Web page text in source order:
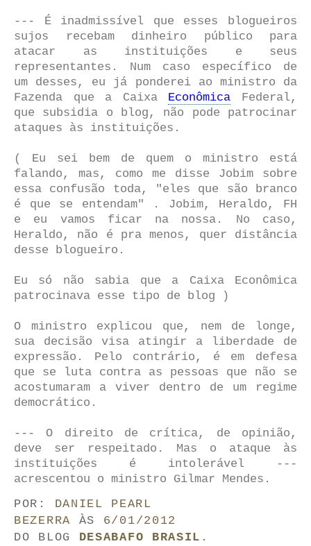
--- É inadmissível que esses blogueiros
sujos recebam dinheiro público para
atacar as instituições e seus
representantes. Num caso específico de
um desses, eu já ponderei ao ministro da
Fazenda que a Caixa
Econômica
Federal,
que subsidia o blog, não pode patrocinar
ataques às instituições.
( Eu sei bem de quem o ministro está
falando, mas, como me disse Jobim sobre
essa confusão toda, "eles que são branco
é que se entendam" . Jobim, Heraldo, FH
e eu vamos ficar na nossa. No caso,
Heraldo, não é pra menos, quer distância
desse blogueiro.
Eu só não sabia que a Caixa Econômica
patrocinava esse tipo de blog )
O ministro explicou que, nem de longe,
sua decisão visa atingir a liberdade de
expressão. Pelo contrário, é em defesa
que se luta contra as pessoas que não se
acostumaram a viver dentro de um regime
democrático.
--- O direito de crítica, de opinião,
deve ser respeitado. Mas o ataque às
instituições é intolerável ---
acrescentou o ministro Gilmar Mendes.
POR: DANIEL PEARL
BEZERRA ÀS 6/01/2012
DO BLOG DESABAFO BRASIL .